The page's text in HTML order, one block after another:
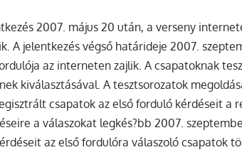
2007. május 20 után, a verseny
A jelentkezés végső határideje 2007.
az interneten zajlik. A csapatoknak
kiválasztásával. A tesztsorozatok
csapatok az első forduló kérdéseit a
a válaszokat legkés?bb 2007.
az első fordulóra válaszoló csapatok